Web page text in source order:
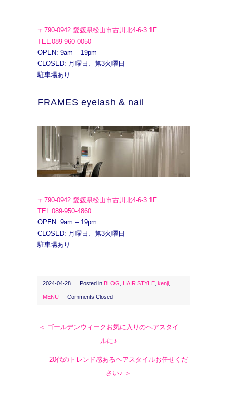
〒790-0942 愛媛県松山市古川北4-6-3 1F
TEL.089-960-0050
OPEN: 9am – 19pm
CLOSED: 月曜日、第3火曜日
駐車場あり
FRAMES eyelash & nail
〒790-0942 愛媛県松山市古川北4-6-3 1F
TEL.089-950-4860
OPEN: 9am – 19pm
CLOSED: 月曜日、第3火曜日
駐車場あり
2024-04-28 ｜ Posted in BLOG HAIR STYLE kenji
MENU Comments Closed
＜ ゴールデンウィークお気に入りのヘアスタイ
ルに♪
20代のトレンド感あるヘアスタイルお任せくだ
さい♪ ＞